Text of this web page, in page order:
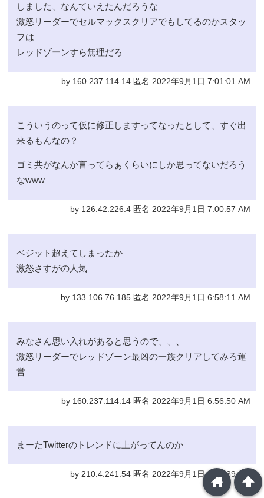
しました、なんていえたんだろうな
激怒リーダーでセルマックスクリアでもしてるのかスタッ
フは
レッドゾーンすら無理だろ
by 160.237.114.14 匿名 2022年9月1日 7:01:01 AM
こういうのって仮に修正しますってなったとして、すぐ出
来るもんなの？
ゴミ共がなんか言ってらぁくらいにしか思ってないだろう
なwww
by 126.42.226.4 匿名 2022年9月1日 7:00:57 AM
ベジット超えてしまったか
激怒さすがの人気
by 133.106.76.185 匿名 2022年9月1日 6:58:11 AM
みなさん思い入れがあると思うので、、、
激怒リーダーでレッドゾーン最凶の一族クリアしてみろ運
営
by 160.237.114.14 匿名 2022年9月1日 6:56:50 AM
まーたTwitterのトレンドに上がってんのか
by 210.4.241.54 匿名 2022年9月1日 6:56:39 AMarrowup
home